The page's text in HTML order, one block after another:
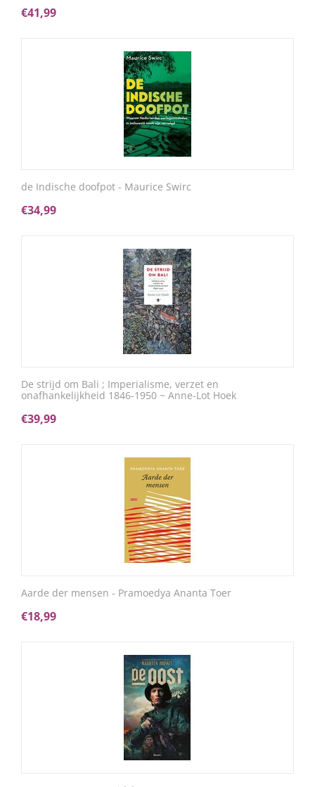
€41,99
de Indische doofpot - Maurice Swirc
€34,99
De strijd om Bali ; Imperialisme, verzet en
onafhankelijkheid 1846-1950 ~ Anne-Lot Hoek
€39,99
Aarde der mensen - Pramoedya Ananta Toer
€18,99